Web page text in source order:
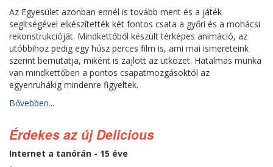
Az Egyesület azonban ennél is tovább ment és a játék
segítségével elkészítették két fontos csata a győri és a mohácsi
rekonstrukcióját. Mindkettőből készült térképes animáció, az
utóbbihoz pedig egy húsz perces film is, ami mai ismereteink
szerint bemutatja, miként is zajlott az ütközet. Hatalmas munka
van mindkettőben a pontos csapatmozgásoktól az
egyenruhákig mindenre figyeltek.
Bővebben...
Érdekes az új Delicious
Internet a tanórán - 15 éve